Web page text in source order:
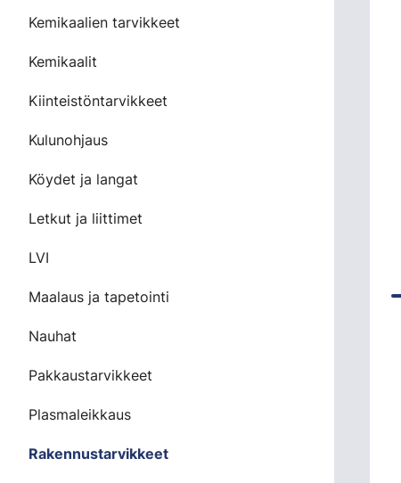
Kemikaalien tarvikkeet
Kemikaalit
Kiinteistöntarvikkeet
Kulunohjaus
Köydet ja langat
Letkut ja liittimet
LVI
Maalaus ja tapetointi
Nauhat
Pakkaustarvikkeet
Plasmaleikkaus
Rakennustarvikkeet